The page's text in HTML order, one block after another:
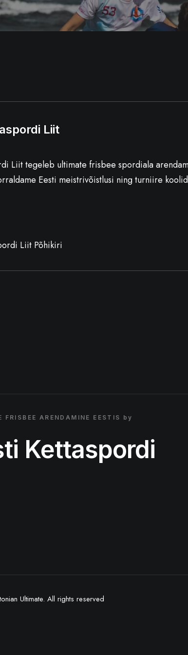
Liit
Liit tegeleb ultimate frisbee spordiala
Eesti meistrivõistlusi ning turniire
Liit Põhikiri
FRISBEE ARENDAMINE EESTIS by
Kettaspordi
Ultimate. All rights reserved